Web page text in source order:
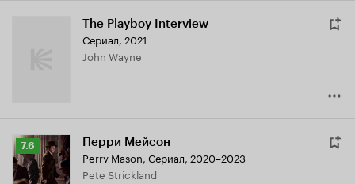
The Playboy Interview
Сериал, 2021
John Wayne
Рейтинг
Кинопоиска
7.6
7.6 Перри Мейсон
Perry Mason, Сериал, 2020–2023
Pete Strickland